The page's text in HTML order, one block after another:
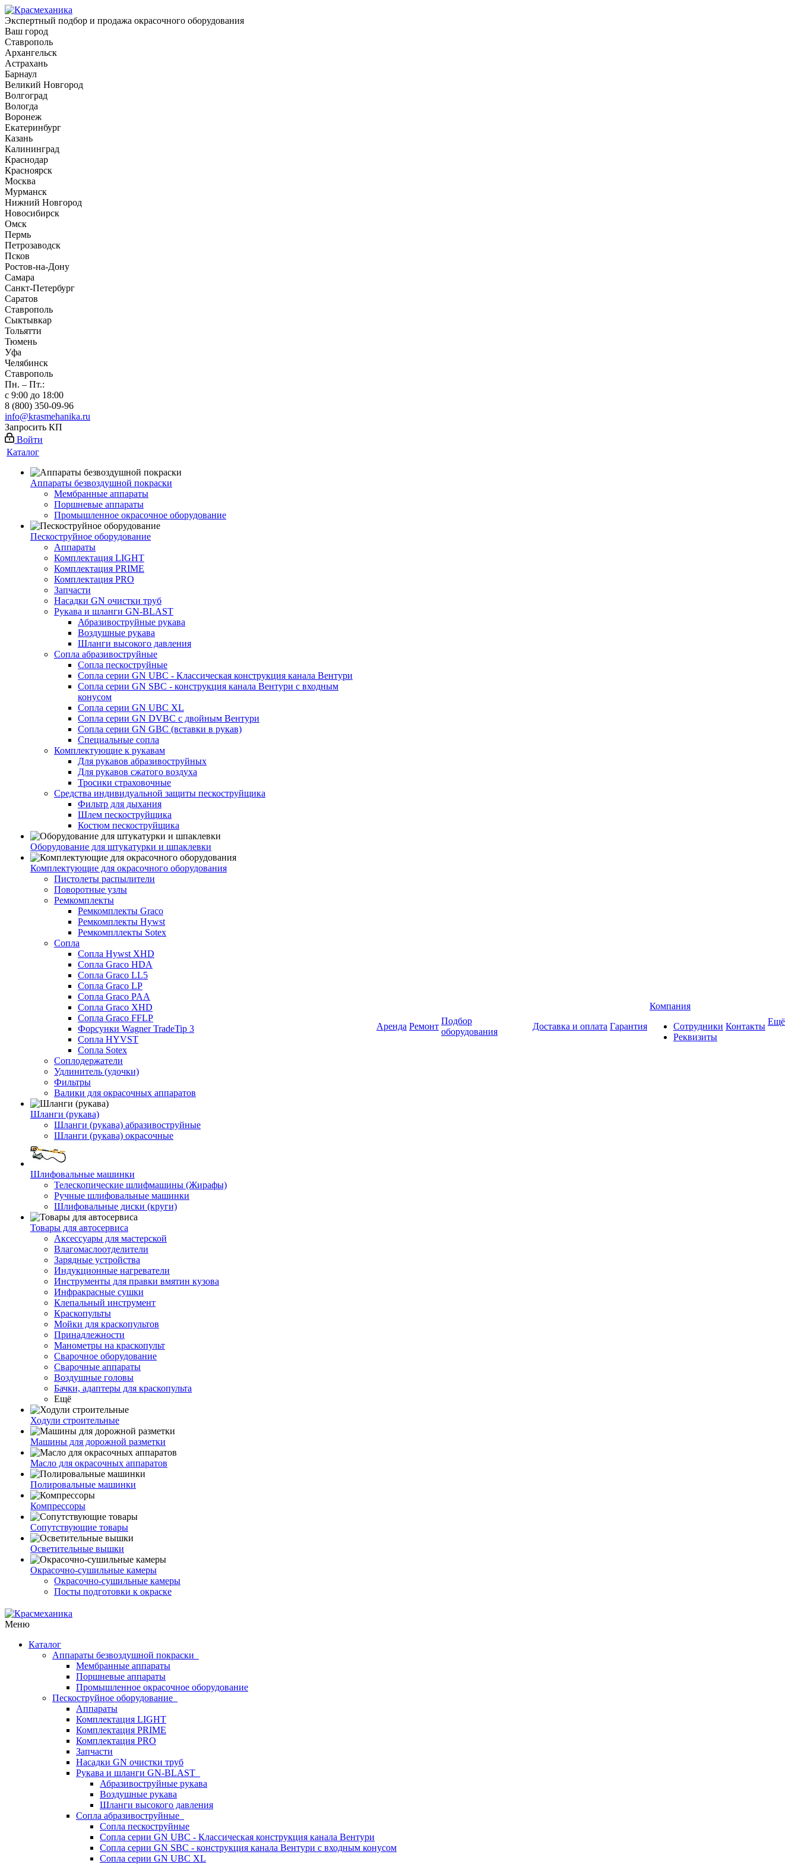
Экспертный подбор и продажа окрасочного оборудования
Ваш город
Ставрополь
Архангельск
Астрахань
Барнаул
Великий Новгород
Волгоград
Вологда
Воронеж
Екатеринбург
Казань
Калининград
Краснодар
Красноярск
Москва
Мурманск
Нижний Новгород
Новосибирск
Омск
Пермь
Петрозаводск
Псков
Ростов-на-Дону
Самара
Санкт-Петербург
Саратов
Ставрополь
Сыктывкар
Тольятти
Тюмень
Уфа
Челябинск
Ставрополь
Пн. – Пт.:
с 9:00 до 18:00
8 (800) 350-09-96
info@krasmehanika.ru
Запросить КП
Войти
Каталог
Аппараты безвоздушной покраски
Мембранные аппараты
Поршневые аппараты
Промышленное окрасочное оборудование
Пескоструйное оборудование
Аппараты
Комплектация LIGHT
Комплектация PRIME
Комплектация PRO
Запчасти
Насадки GN очистки труб
Рукава и шланги GN-BLAST
Абразивоструйные рукава
Воздушные рукава
Шланги высокого давления
Сопла абразивоструйные
Сопла пескоструйные
Сопла серии GN UBC - Классическая конструкция канала Вентури
Сопла серии GN SBC - конструкция канала Вентури c входным
конусом
Сопла серии GN UBC XL
Сопла серии GN DVBC с двойным Вентури
Сопла серии GN GBC (вставки в рукав)
Специальные сопла
Комплектующие к рукавам
Для рукавов абразивоструйных
Для рукавов сжатого воздуха
Тросики страховочные
Средства индивидуальной защиты пескоструйщика
Фильтр для дыхания
Шлем пескоструйщика
Костюм пескоструйщика
Оборудование для штукатурки и шпаклевки
Комплектующие для окрасочного оборудования
Пистолеты распылители
Поворотные узлы
Ремкомплекты
Ремкомплекты Graco
Ремкомплекты Hywst
Ремкомпллекты Sotex
Сопла
Сопла Hywst XHD
Сопла Graco HDA
Сопла Graco LL5
Сопла Graco LP
Сопла Graco PAA
Сопла Graco XHD
Сопла Graco FFLP
Форсунки Wagner TradeTip 3
Сопла HYVST
Сопла Sotex
Соплодержатели
Удлинитель (удочки)
Фильтры
Валики для окрасочных аппаратов
Шланги (рукава)
Шланги (рукава) абразивоструйные
Шланги (рукава) окрасочные
Шлифовальные машинки
Телескопические шлифмашины (Жирафы)
Ручные шлифовальные машинки
Шлифовальные диски (круги)
Товары для автосервиса
Аксессуары для мастерской
Влагомаслоотделители
Зарядные устройства
Индукционные нагреватели
Инструменты для правки вмятин кузова
Инфракрасные сушки
Клепальный инструмент
Краскопульты
Мойки для краскопультов
Принадлежности
Манометры на краскопульт
Сварочное оборудование
Сварочные аппараты
Воздушные головы
Бачки, адаптеры для краскопульта
Ещё
Ходули строительные
Машины для дорожной разметки
Масло для окрасочных аппаратов
Полировальные машинки
Компрессоры
Сопутствующие товары
Осветительные вышки
Окрасочно-сушильные камеры
Окрасочно-сушильные камеры
Посты подготовки к окраске
Аренда Ремонт
Подбор
оборудования
Доставка и оплата Гарантия
Компания
Сотрудники
Реквизиты
Контакты Ещё
Меню
Каталог
Аппараты безвоздушной покраски
Мембранные аппараты
Поршневые аппараты
Промышленное окрасочное оборудование
Пескоструйное оборудование
Аппараты
Комплектация LIGHT
Комплектация PRIME
Комплектация PRO
Запчасти
Насадки GN очистки труб
Рукава и шланги GN-BLAST
Абразивоструйные рукава
Воздушные рукава
Шланги высокого давления
Сопла абразивоструйные
Сопла пескоструйные
Сопла серии GN UBC - Классическая конструкция канала Вентури
Сопла серии GN SBC - конструкция канала Вентури c входным конусом
Сопла серии GN UBC XL